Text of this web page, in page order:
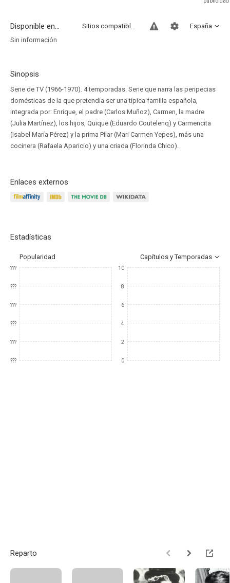
Disponible en... España
Sitios compatibles
Sin información
Sinopsis
Serie de TV (1966-1970). 4 temporadas. Serie que narra las peripecias
domésticas de la que pretendía ser una típica familia española,
integrada por: Enrique, el padre (Carlos Muñoz), Carmen, la madre
(Julia Martínez), los hijos, Quique (Eduardo Coutelenq) y Carmencita
(Isabel María Pérez) y la prima Pilar (Mari Carmen Yepes), más una
cocinera (Rafaela Aparicio) y una criada (Florinda Chico).
Enlaces externos
Estadísticas
Popularidad Capítulos y Temporadas
???
???
???
???
???
???
10
8
6
4
2
0
Reparto